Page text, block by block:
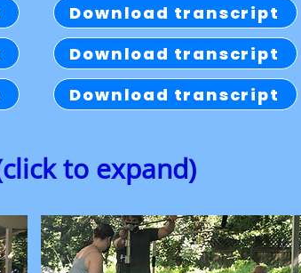
Download transcript
Download transcript
Download transcript
to expand)